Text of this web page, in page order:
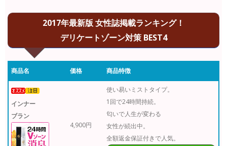
2017年最新版 女性誌掲載ランキング！
デリケートゾーン対策 BEST4
商品名 価格 商品特徴
インナー
ブラン
4,900円
使い易いミストタイプ。
1回で24時間持続。
匂いで人生が変わる
女性が続出中。
全額返金保証付きで人気。